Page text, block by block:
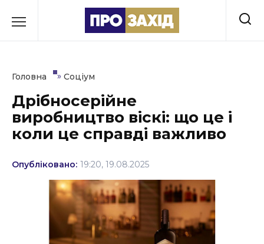
до
Культура
Освіта
Події
Політика
Соціум
Головна » Соціум
Дрібносерійне
виробництво віскі: що це і
коли це справді важливо
Опубліковано: 19:20, 19.08.2025